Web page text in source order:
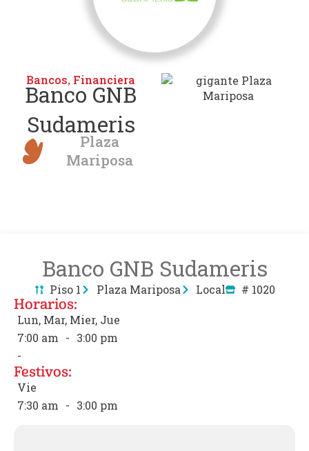
Bancos, Financiera
Banco GNB
Sudameris
Plaza
Mariposa
Banco GNB Sudameris
Piso 1 Plaza Mariposa Local # 1020
Horarios:
Lun, Mar, Mier, Jue
7:00 am - 3:00 pm
-
Festivos:
Vie
7:30 am - 3:00 pm